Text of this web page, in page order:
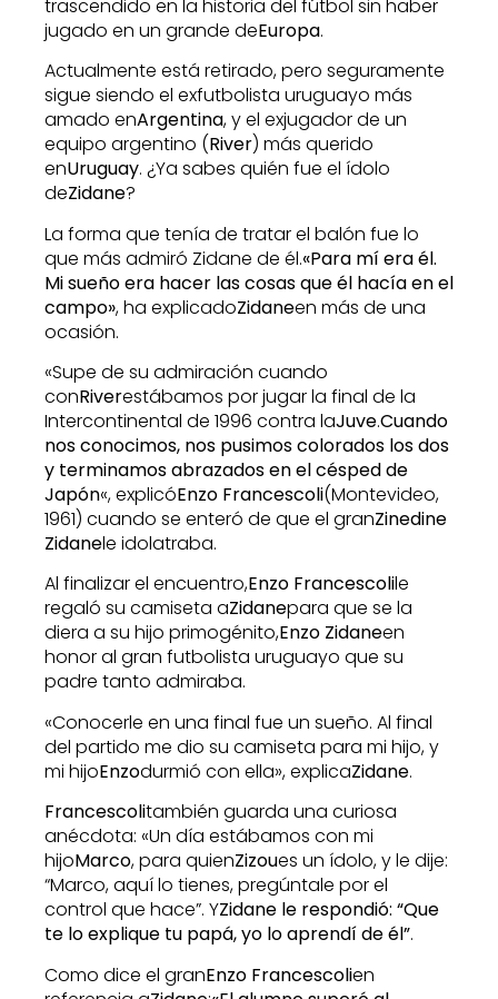
trascendido en la historia del fútbol sin haber
jugado en un grande deEuropa.
Actualmente está retirado, pero seguramente
sigue siendo el exfutbolista uruguayo más
amado enArgentina, y el exjugador de un
equipo argentino (River) más querido
enUruguay. ¿Ya sabes quién fue el ídolo
deZidane?
La forma que tenía de tratar el balón fue lo
que más admiró Zidane de él.«Para mí era él.
Mi sueño era hacer las cosas que él hacía en el
campo», ha explicadoZidaneen más de una
ocasión.
«Supe de su admiración cuando
conRiverestábamos por jugar la final de la
Intercontinental de 1996 contra laJuve.Cuando
nos conocimos, nos pusimos colorados los dos
y terminamos abrazados en el césped de
Japón«, explicóEnzo Francescoli(Montevideo,
1961) cuando se enteró de que el granZinedine
Zidanele idolatraba.
Al finalizar el encuentro,Enzo Francescolile
regaló su camiseta aZidanepara que se la
diera a su hijo primogénito,Enzo Zidaneen
honor al gran futbolista uruguayo que su
padre tanto admiraba.
«Conocerle en una final fue un sueño. Al final
del partido me dio su camiseta para mi hijo, y
mi hijoEnzodurmió con ella», explicaZidane.
Francescolitambién guarda una curiosa
anécdota: «Un día estábamos con mi
hijoMarco, para quienZizoues un ídolo, y le dije:
“Marco, aquí lo tienes, pregúntale por el
control que hace”. YZidane le respondió: “Que
te lo explique tu papá, yo lo aprendí de él”.
Como dice el granEnzo Francescolien